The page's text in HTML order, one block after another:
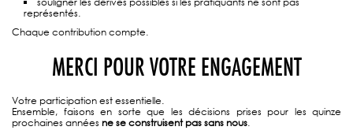
représentés.
Chaque contribution compte.
MERCI POUR VOTRE ENGAGEMENT
Votre participation est essentielle.
Ensemble, faisons en sorte que les décisions prises pour les quinze
prochaines années ne se construisent pas sans nous.